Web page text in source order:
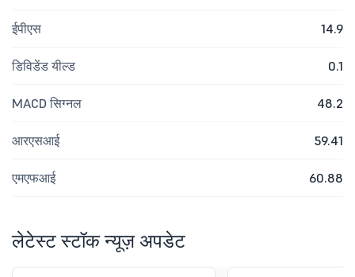
ईपीएस 14.9
डिविडेंड यील्ड 0.1
MACD सिग्नल 48.2
आरएसआई 59.41
एमएफआई 60.88
लेटेस्ट स्टॉक न्यूज़ अपडेट